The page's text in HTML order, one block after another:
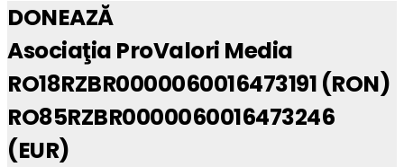
DONEAZĂ
Asociaţia ProValori Media
RO18RZBR0000060016473191 (RON)
RO85RZBR0000060016473246
(EUR)